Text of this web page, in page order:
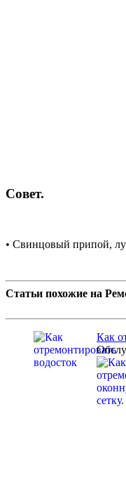
Совет.
• Свинцовый припой,
Статьи похожие на
Как